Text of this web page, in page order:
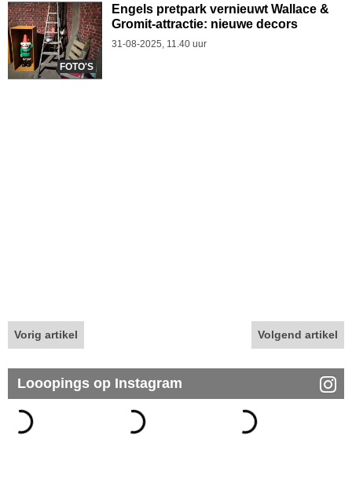
FOTO'S
Engels pretpark vernieuwt Wallace &
Gromit-attractie: nieuwe decors
31-08-2025, 11.40 uur
Vorig artikel Volgend artikel
Looopings op Instagram